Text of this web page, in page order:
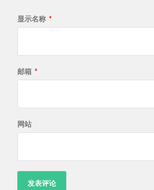
显示名称 *
邮箱 *
网站